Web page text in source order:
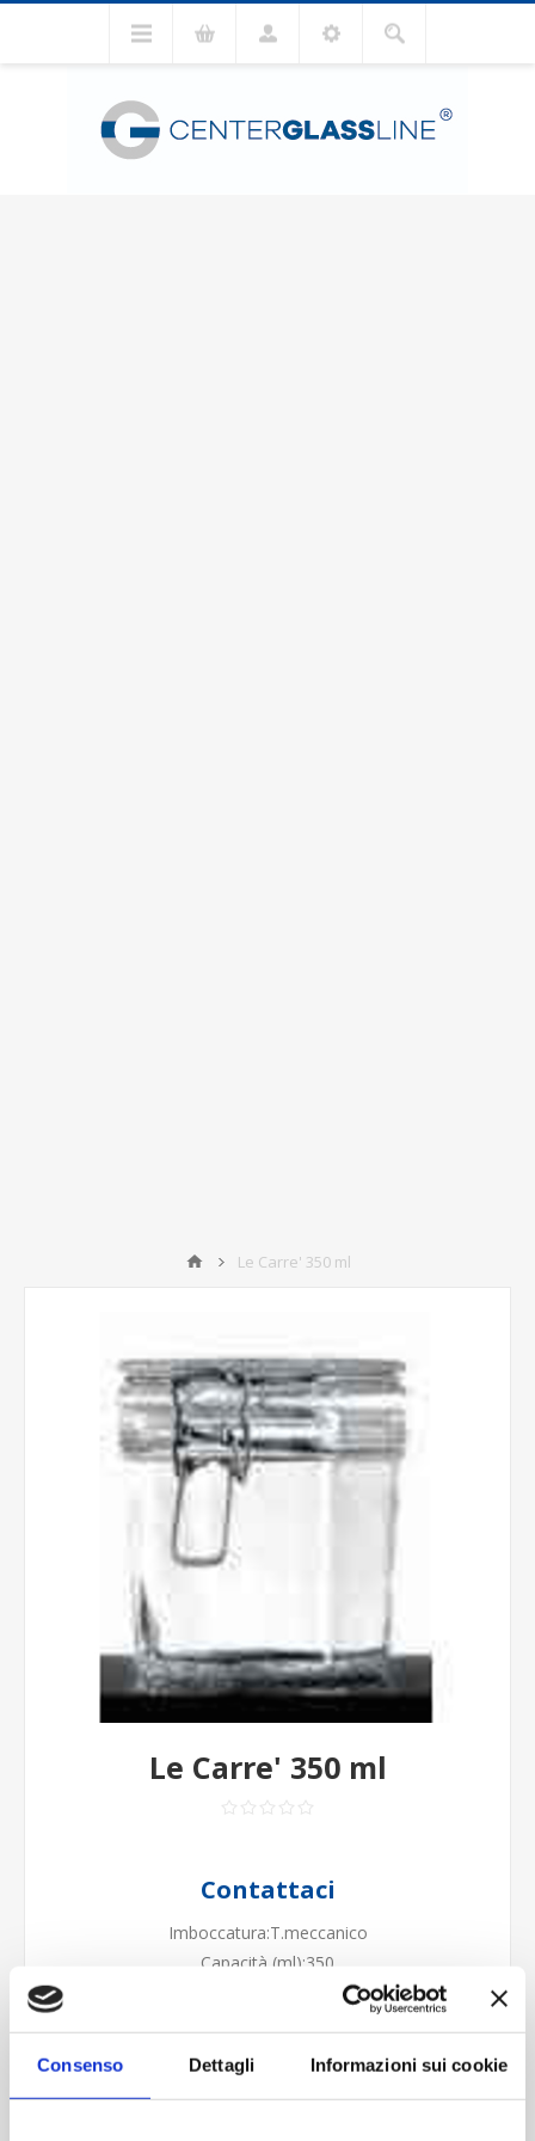
Consenso Dettagli Informazioni sui cookie
Le Carre' 350 ml
Le Carre' 350 ml
Contattaci
Imboccatura:T.meccanico
Capacità (ml):350
Altezza (mm):94
Larghezza (mm):0